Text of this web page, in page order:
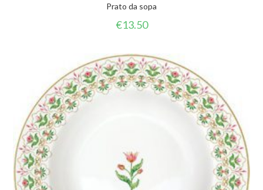
Prato da sopa
€13.50